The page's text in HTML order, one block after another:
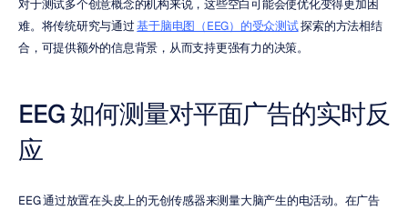
对于测试多个创意概念的机构来说，这些空白可能会使优化变得更加困
难。将传统研究与通过 基于脑电图（EEG）的受众测试 探索的方法相结
合，可提供额外的信息背景，从而支持更强有力的决策。
EEG 如何测量对平面广告的实时反
应
EEG 通过放置在头皮上的无创传感器来测量大脑产生的电活动。在广告